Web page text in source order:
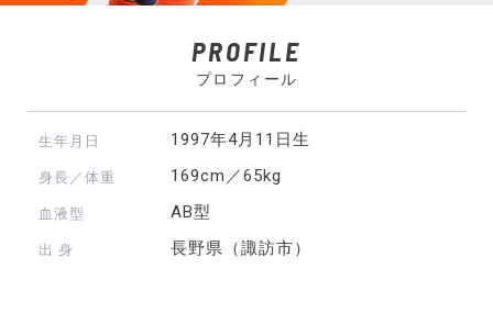
PROFILE
プロフィール
生年月日 1997年4月11日生
身長／体重 169cm／65kg
血液型 AB型
出 身 長野県（諏訪市）